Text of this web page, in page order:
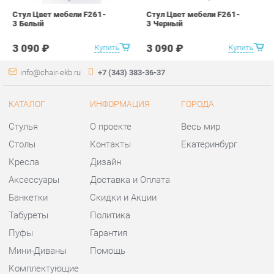
Кресла
Табуреты
Мини-Диваны
Комплектующие
Доставка и Оплата
Политика
Помощь
Шоурум и склад самовывоза
Адрес: г. Екатеринбург,
ул.Металлургов, 84
Телефон: +7 (343) 383-36-37
Часы работы: